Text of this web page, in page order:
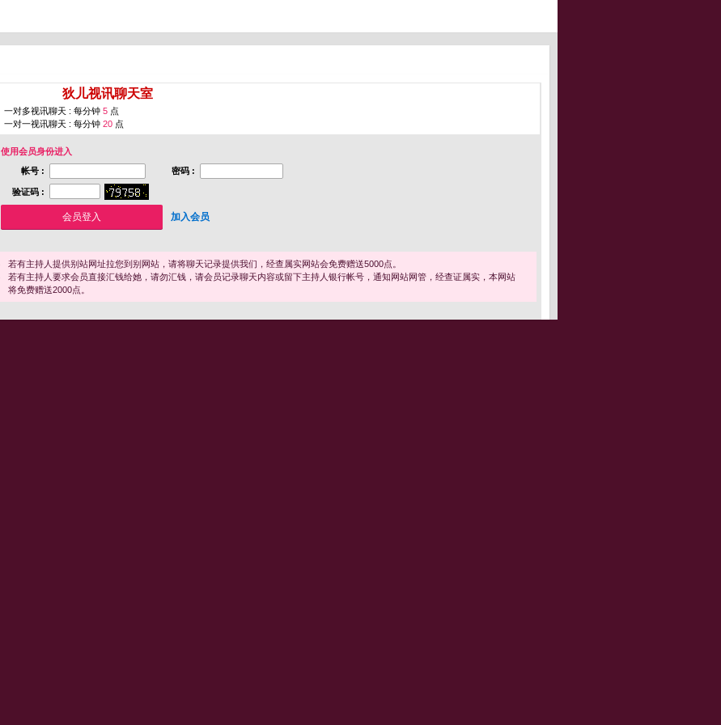
狄儿视讯聊天室
一对多视讯聊天 : 每分钟 5 点
一对一视讯聊天 : 每分钟 20 点
使用会员身份进入
帐号 :
密码 :
验证码 :
加入会员
若有主持人提供别站网址拉您到别网站，请将聊天记录提供我们，经查属实网站会免费赠送5000点。
若有主持人要求会员直接汇钱给她，请勿汇钱，请会员记录聊天内容或留下主持人银行帐号，通知网站网管，经查证属实，本网站
将免费赠送2000点。